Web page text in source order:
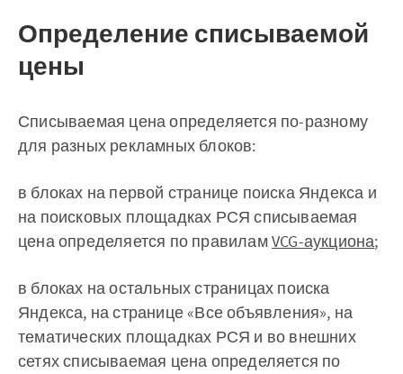
Определение списываемой
цены
Списываемая цена определяется по-разному
для разных рекламных блоков:
в блоках на первой странице поиска Яндекса и
на поисковых площадках РСЯ списываемая
цена определяется по правиламVCG-аукциона;
в блоках на остальных страницах поиска
Яндекса, на странице «Все объявления», на
тематических площадках РСЯ и во внешних
сетях списываемая цена определяется по